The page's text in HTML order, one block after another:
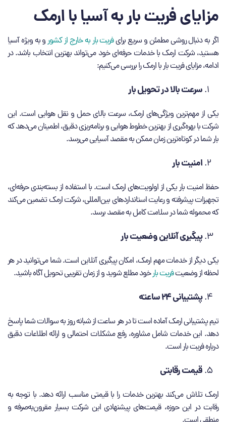
مزایای فریت بار به آسیا با ارمک
اگر به دنبال روشی مطمئن و سریع برایفریت بار به خارج از کشورو به ‌ویژه آسیا
هستید، شرکت ارمک با خدمات حرفه‌ای خود می‌تواند بهترین انتخاب باشد. در
ادامه، مزایای فریت بار با ارمک را بررسی می‌کنیم:
سرعت بالا در تحویل بار
یکی از مهم‌ترین ویژگی‌های ارمک، سرعت بالای حمل‌ و نقل هوایی است. این
شرکت با بهره‌گیری از بهترین خطوط هوایی و برنامه‌ریزی دقیق، اطمینان می‌دهد که
بار شما در کوتاه‌ترین زمان ممکن به مقصد آسیایی می‌رسد.
امنیت بار
حفظ امنیت بار یکی از اولویت‌های ارمک است. با استفاده از بسته‌بندی حرفه‌ای،
تجهیزات پیشرفته و رعایت استانداردهای بین‌المللی، شرکت ارمک تضمین می‌کند
که محموله شما در سلامت کامل به مقصد برسد.
پیگیری آنلاین وضعیت بار
یکی دیگر از خدمات مهم ارمک، امکان پیگیری آنلاین است. شما می‌توانید در هر
لحظه از وضعیتفریت بارخود مطلع شوید و از زمان تقریبی تحویل آگاه باشید.
پشتیبانی 24 ساعته
تیم پشتیبانی ارمک آماده است تا در هر ساعت از شبانه ‌روز به سوالات شما پاسخ
دهد. این خدمات شامل مشاوره، رفع مشکلات احتمالی و ارائه اطلاعات دقیق
درباره فریت بار است.
قیمت رقابتی
ارمک تلاش می‌کند بهترین خدمات را با قیمتی مناسب ارائه دهد. با توجه به
رقابت در این حوزه، قیمت‌های پیشنهادی این شرکت بسیار مقرون‌به‌صرفه و